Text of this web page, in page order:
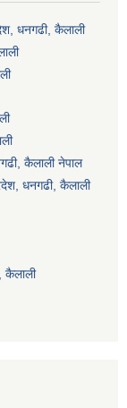
धनगढी, कैलाली
कैलाली नेपाल
धनगढी, कैलाली
कैलाली